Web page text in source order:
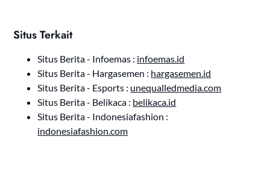
Situs Terkait
Situs Berita - Infoemas : infoemas.id
Situs Berita - Hargasemen : hargasemen.id
Situs Berita - Esports : unequalledmedia.com
Situs Berita - Belikaca : belikaca.id
Situs Berita - Indonesiafashion :
indonesiafashion.com